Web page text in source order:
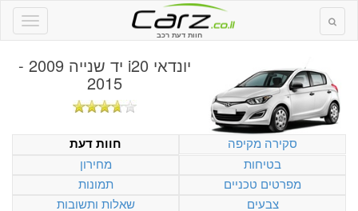
חוות דעת רכב
יונדאי i20 יד שנייה 2009 -
2015
סקירה מקיפה
חוות דעת
בטיחות
מחירון
מפרטים טכניים
תמונות
צבעים
שאלות ותשובות